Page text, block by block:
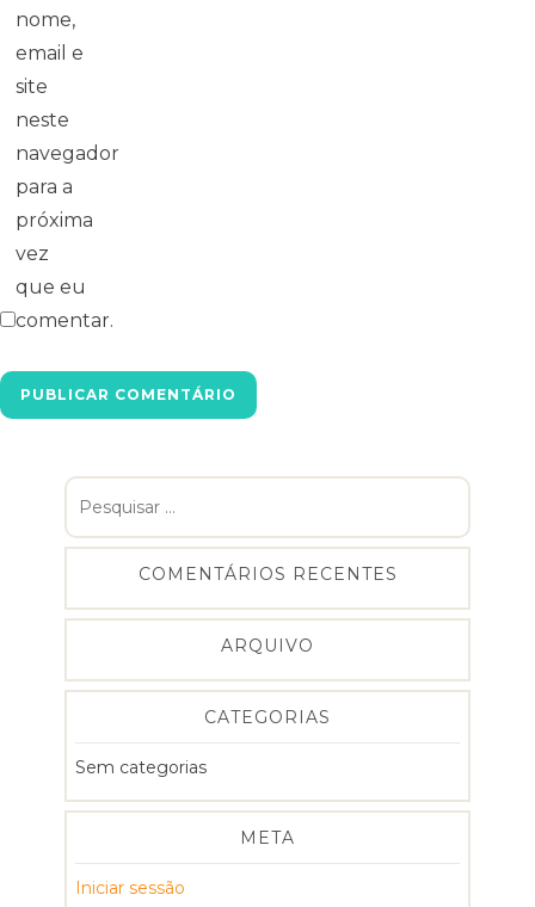
nome,
email e
site
neste
navegador
para a
próxima
vez
que eu
comentar.
Pesquisar
por:
COMENTÁRIOS RECENTES
ARQUIVO
CATEGORIAS
Sem categorias
META
Iniciar sessão